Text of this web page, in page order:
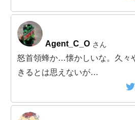
Agent_C_O さん
怒首領蜂か…懐かしいな。久々
きるとは思えないが…